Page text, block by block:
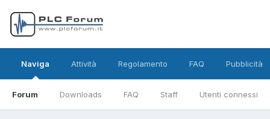
Naviga
Forum Downloads FAQ Staff Utenti connessi
Attività Regolamento FAQ Pubblicità